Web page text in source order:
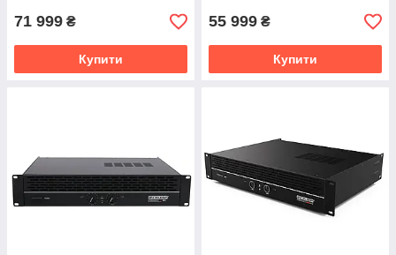
71 999 ₴
Купити
55 999 ₴
Купити